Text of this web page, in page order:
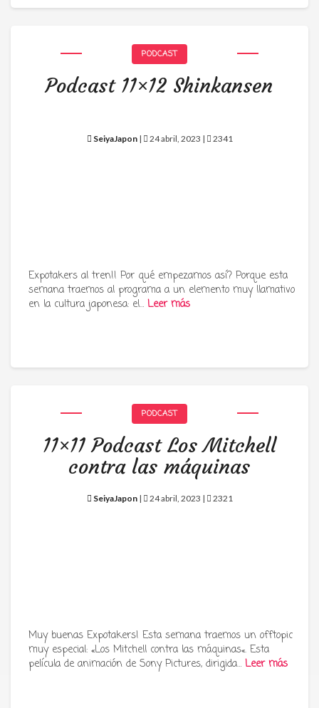
PODCAST
Podcast 11×12 Shinkansen
SeiyaJapon| 24 abril, 2023 | 2341
Expotakers al tren!! Por qué empezamos así? Porque esta
semana traemos al programa a un elemento muy llamativo
en la cultura japonesa: el… Leer más
PODCAST
11×11 Podcast Los Mitchell
contra las máquinas
SeiyaJapon| 24 abril, 2023 | 2321
Muy buenas Expotakers! Esta semana traemos un offtopic
muy especial: «Los Mitchell contra las máquinas«. Esta
película de animación de Sony Pictures, dirigida… Leer más